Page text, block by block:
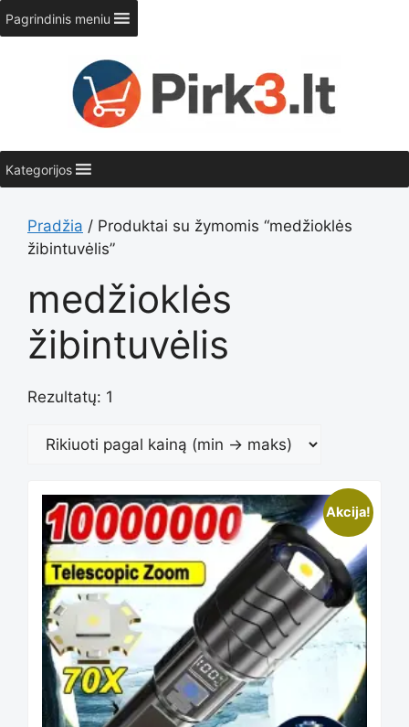
Pereiti
prie
turinio
Pagrindinis meniu
Kategorijos
Pradžia / Produktai su žymomis “medžioklės
žibintuvėlis”
medžioklės
žibintuvėlis
Rezultatų: 1
Akcija!